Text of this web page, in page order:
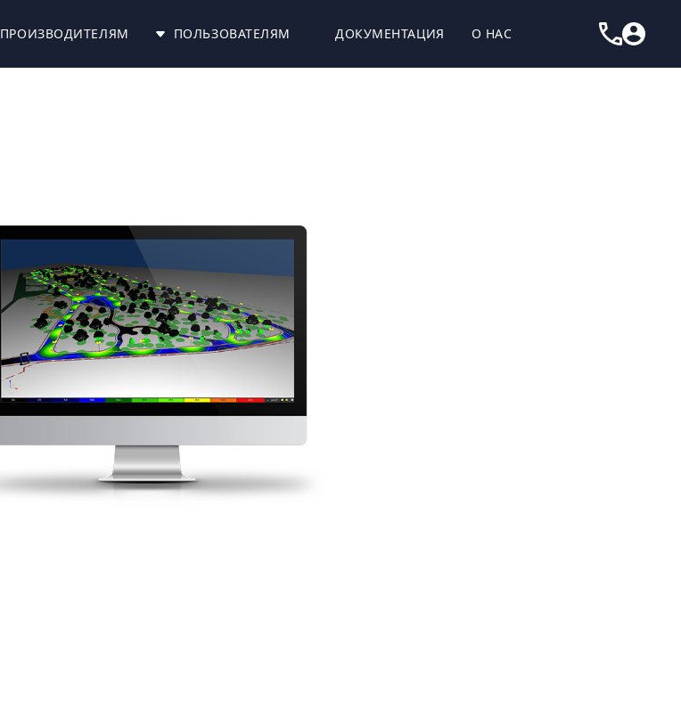
ПРОИЗВОДИТЕЛЯМ ПОЛЬЗОВАТЕЛЯМ ДОКУМЕНТАЦИЯ О НАС